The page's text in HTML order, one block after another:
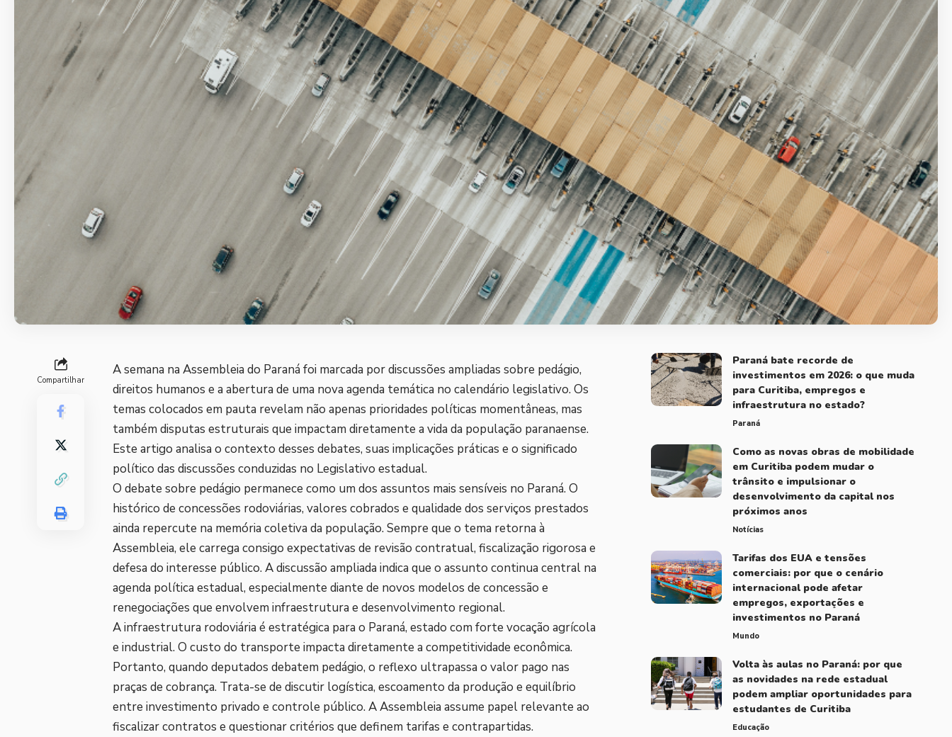
Compartilhar
A semana na Assembleia do Paraná foi marcada por discussões ampliadas sobre pedágio,
direitos humanos e a abertura de uma nova agenda temática no calendário legislativo. Os
temas colocados em pauta revelam não apenas prioridades políticas momentâneas, mas
também disputas estruturais que impactam diretamente a vida da população paranaense.
Este artigo analisa o contexto desses debates, suas implicações práticas e o significado
político das discussões conduzidas no Legislativo estadual.
O debate sobre pedágio permanece como um dos assuntos mais sensíveis no Paraná. O
histórico de concessões rodoviárias, valores cobrados e qualidade dos serviços prestados
ainda repercute na memória coletiva da população. Sempre que o tema retorna à
Assembleia, ele carrega consigo expectativas de revisão contratual, fiscalização rigorosa e
defesa do interesse público. A discussão ampliada indica que o assunto continua central na
agenda política estadual, especialmente diante de novos modelos de concessão e
renegociações que envolvem infraestrutura e desenvolvimento regional.
A infraestrutura rodoviária é estratégica para o Paraná, estado com forte vocação agrícola
e industrial. O custo do transporte impacta diretamente a competitividade econômica.
Portanto, quando deputados debatem pedágio, o reflexo ultrapassa o valor pago nas
praças de cobrança. Trata-se de discutir logística, escoamento da produção e equilíbrio
entre investimento privado e controle público. A Assembleia assume papel relevante ao
fiscalizar contratos e questionar critérios que definem tarifas e contrapartidas.
Paraná bate recorde de
investimentos em 2026: o que muda
para Curitiba, empregos e
infraestrutura no estado?
Paraná
Como as novas obras de mobilidade
em Curitiba podem mudar o
trânsito e impulsionar o
desenvolvimento da capital nos
próximos anos
Notícias
Tarifas dos EUA e tensões
comerciais: por que o cenário
internacional pode afetar
empregos, exportações e
investimentos no Paraná
Mundo
Volta às aulas no Paraná: por que
as novidades na rede estadual
podem ampliar oportunidades para
estudantes de Curitiba
Educação